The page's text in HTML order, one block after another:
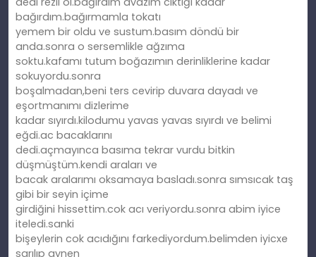
bağırdım.bağırmamla tokatı
yemem bir oldu ve sustum.basım döndü bir
anda.sonra o sersemlikle ağzıma
soktu.kafamı tutum boğazımın derinliklerine kadar
sokuyordu.sonra
boşalmadan,beni ters cevirip duvara dayadı ve
eşortmanımı dizlerime
kadar sıyırdı.kilodumu yavas yavas sıyırdı ve belimi
eğdi.ac bacaklarını
dedi.açmayınca basıma tekrar vurdu bitkin
düşmüştüm.kendi araları ve
bacak aralarımı oksamaya basladı.sonra sımsıcak taş
gibi bir seyin içime
girdiğini hissettim.cok acı veriyordu.sonra abim iyice
iteledi.sanki
bişeylerin cok acıdığını farkediyordum.belimden iyicxe
sarılıp aynen